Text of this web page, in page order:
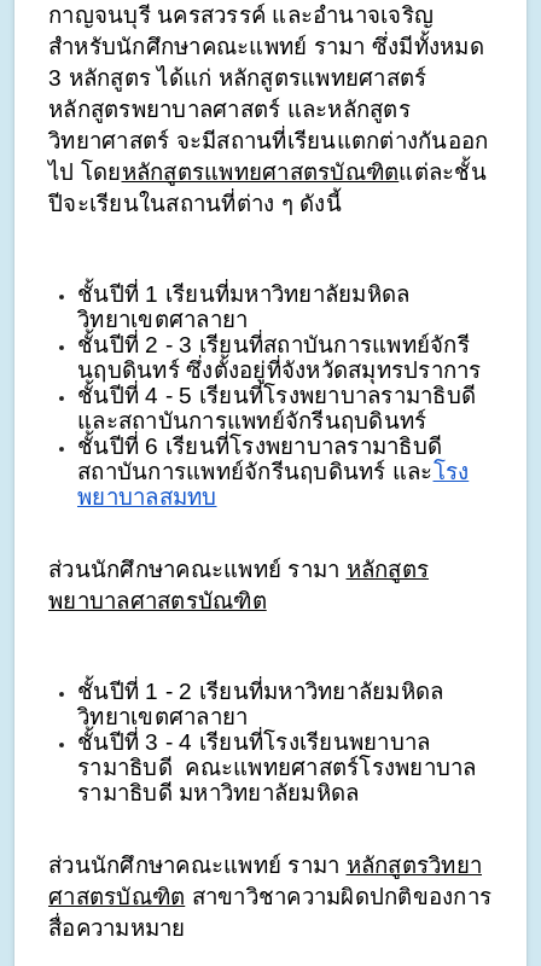
กาญจนบุรี นครสวรรค์ และอำนาจเจริญ
สำหรับนักศึกษาคณะแพทย์ รามา ซึ่งมีทั้งหมด
3 หลักสูตร ได้แก่ หลักสูตรแพทยศาสตร์
หลักสูตรพยาบาลศาสตร์ และหลักสูตร
วิทยาศาสตร์ จะมีสถานที่เรียนแตกต่างกันออก
ไป โดยหลักสูตรแพทยศาสตรบัณฑิตแต่ละชั้น
ปีจะเรียนในสถานที่ต่าง ๆ ดังนี้
ชั้นปีที่ 1 เรียนที่มหาวิทยาลัยมหิดล
วิทยาเขตศาลายา
ชั้นปีที่ 2 - 3 เรียนที่สถาบันการแพทย์จักรี
นฤบดินทร์ ซึ่งตั้งอยู่ที่จังหวัดสมุทรปราการ
ชั้นปีที่ 4 - 5 เรียนที่โรงพยาบาลรามาธิบดี
และสถาบันการแพทย์จักรีนฤบดินทร์
ชั้นปีที่ 6 เรียนที่โรงพยาบาลรามาธิบดี
สถาบันการแพทย์จักรีนฤบดินทร์ และโรง
พยาบาลสมทบ
ส่วนนักศึกษาคณะแพทย์ รามา หลักสูตร
พยาบาลศาสตรบัณฑิต
ชั้นปีที่ 1 - 2 เรียนที่มหาวิทยาลัยมหิดล
วิทยาเขตศาลายา
ชั้นปีที่ 3 - 4 เรียนที่โรงเรียนพยาบาล
รามาธิบดี  คณะแพทยศาสตร์โรงพยาบาล
รามาธิบดี มหาวิทยาลัยมหิดล
ส่วนนักศึกษาคณะแพทย์ รามา หลักสูตรวิทยา
ศาสตรบัณฑิต สาขาวิชาความผิดปกติของการ
สื่อความหมาย